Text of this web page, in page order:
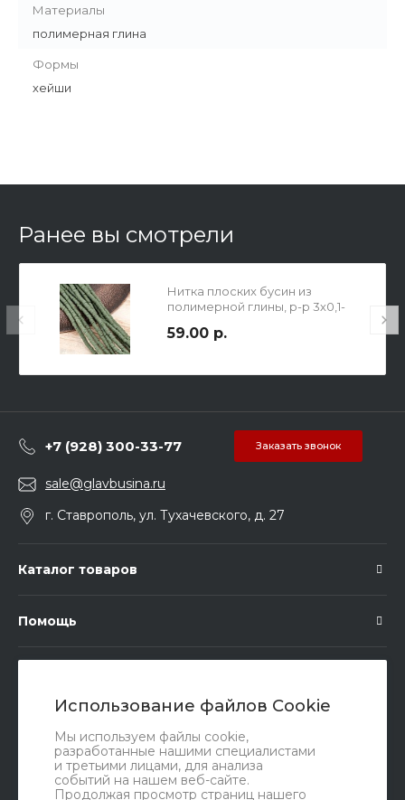
Использование файлов Cookie
Мы используем файлы cookie,
разработанные нашими специалистами
и третьими лицами, для анализа
событий на нашем веб-сайте.
Продолжая просмотр страниц нашего
Материалы
полимерная глина
Формы
хейши
Ранее вы смотрели
Нитка плоских бусин из
полимерной глины, р-р 3х0,1-
бусин / ок 23 см, цвет
59.00 р.
+7 (928) 300-33-77 Заказать звонок
sale@glavbusina.ru
г. Ставрополь, ул. Тухачевского, д. 27
Каталог товаров
Помощь